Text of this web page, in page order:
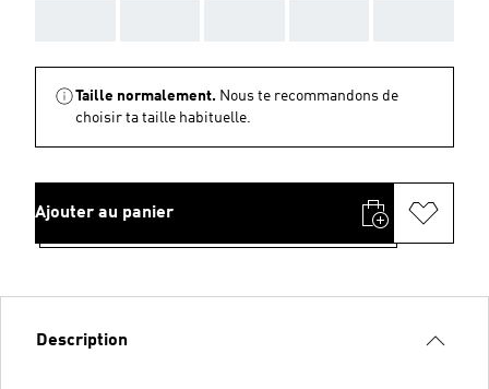
Taille normalement. Nous te recommandons de
choisir ta taille habituelle.
Ajouter au panier
Description